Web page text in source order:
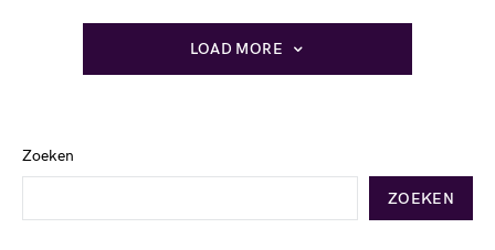
LOAD MORE
Zoeken
ZOEKEN